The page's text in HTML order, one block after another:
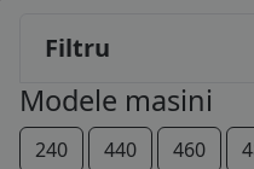
BLOG
B2B -
Filtru
Modele masini
240 440 460